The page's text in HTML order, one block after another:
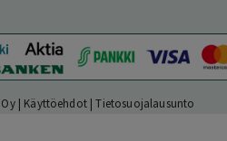
| Käyttöehdot|Tietosuojalausunto